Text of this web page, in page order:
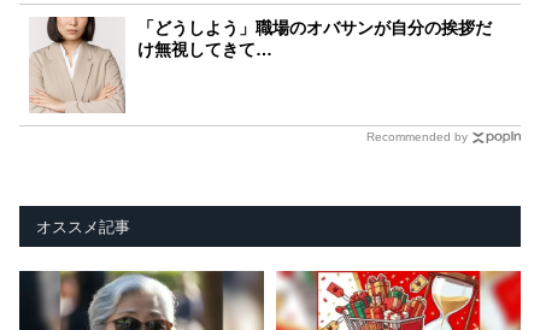
「どうしよう」職場のオバサンが自分の挨拶だ
け無視してきて…
Recommended by
オススメ記事